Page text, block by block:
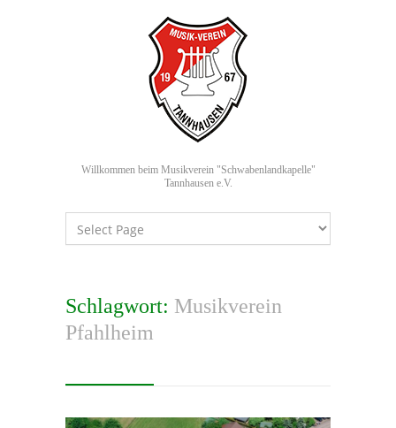
Willkommen beim Musikverein "Schwabenlandkapelle"
Tannhausen e.V.
Schlagwort: Musikverein
Pfahlheim